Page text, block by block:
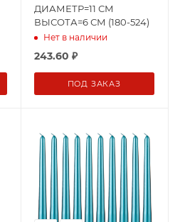
ДИАМЕТР=11 СМ
ВЫСОТА=6 СМ (180-524)
Нет в наличии
243.60 ₽
ПОД ЗАКАЗ